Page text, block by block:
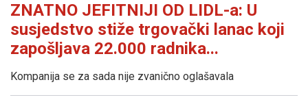
ZNATNO JEFITNIJI OD LIDL-a: U
susjedstvo stiže trgovački lanac koji
zapošljava 22.000 radnika...
Kompanija se za sada nije zvanično oglašavala